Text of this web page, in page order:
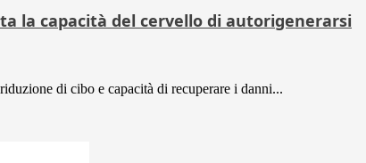
la capacità del cervello di autorigenerarsi
di cibo e capacità di recuperare i danni...